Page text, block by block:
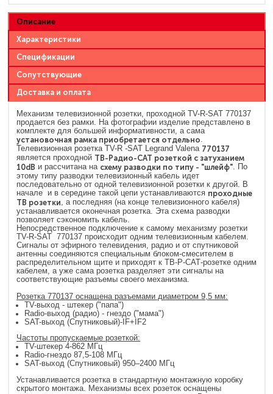
Описание
Характеристики
Спецификации
Сопутствующие
Доставка и оплата
Механизм телевизионной розетки, проходной TV-R-SAT 770137
продается без рамки. На фотографии изделие представлено в
комплекте для большей информативности, а сама
установочная рамка приобретается отдельно
Телевизионная розетка TV-R -SAT Legrand Valena 770137
является проходной ТВ-Радио-САТ розеткой с затуханием
10dB и рассчитана на схему разводки по типу - "шлейф" . По
этому типу разводки телевизионный кабель идет
последовательно от одной телевизионной розетки к другой. В
начале и в середине такой цепи устанавливаются проходные
ТВ розетки , а последняя (на конце телевизионного кабеля)
устанавливается оконечная розетка. Эта схема разводки
позволяет сэкономить кабель.
Непосредственное подключение к самому механизму розетки
TV-R-SAT 770137 происходит одним телевизионным кабелем.
Сигналы от эфирного телевидения, радио и от спутниковой
антенны соединяются специальным блоком-смесителем в
распределительном щите и приходят к ТВ-Р-САТ-розетке одним
кабелем, а уже сама розетка разделяет эти сигналы на
соответствующие разъемы своего механизма.
Розетка 770137 оснащена разъемами диаметром 9,5 мм:
TV-выход - штекер ("папа")
Radio-выход (радио) - гнездо ("мама")
SAT-выход (Спутниковый)-IF+IF2
Частоты пропускаемые розеткой:
TV-штекер 4-862 МГц
Radio-гнездо 87,5-108 МГц
SAT-выход (Спутниковый) 950–2400 МГц
Устанавливается розетка в стандартную монтажную коробку
скрытого монтажа. Механизмы всех розеток оснащены